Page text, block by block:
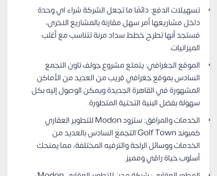
تسهيلات الدفع: دائمًا ما تجعل الشركة شراء اي وحدة
داخل مشاريعها أمر سهل مقارنة بالمشاريع الاخرى،
فستجد أنها تطرح خطط سداد مرنة تتناسب مع أغلب
الميزانيات.
الموقع الجغرافي: يتمتع مشروع جولف تاون التجمع
السادس بموقع جغرافي قريب من العديد من الأماكن
المشهورة في القاهرة الجديدة ويمكن الوصول إليه بكل
سهولة بفضل البنية التحتية المتطورة.
الخدمات والمرافق: ستزود Modon للتطوير العقاري
كمبوند Golf Town التجمع السادس بالعديد من
الخدمات ووسائل الراحة والترفيه المختلفة، مما يمنحك
أسلوب حياة راقي ومميز.